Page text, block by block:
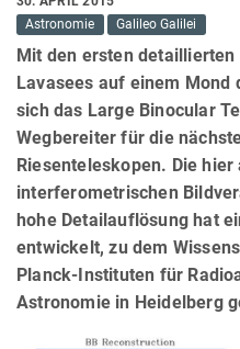
Astronomie
Galileo Galilei
Mit den ersten
Lavasees auf einem
sich das Large Binocular
Wegbereiter für die
Riesenteleskopen. Die hier
interferometrischen
hohe Detailauflösung hat
entwickelt, zu dem
Planck-Instituten für
Astronomie in Heidelberg